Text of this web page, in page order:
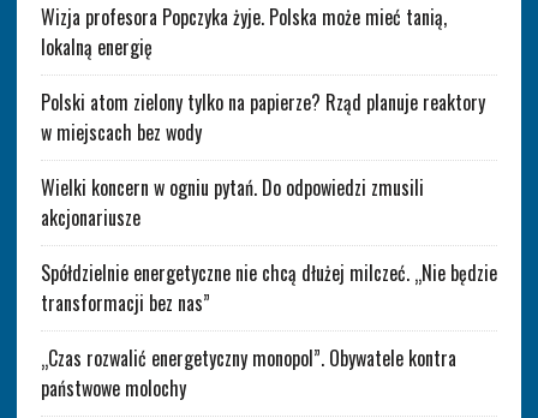
Wizja profesora Popczyka żyje. Polska może mieć tanią,
lokalną energię
Polski atom zielony tylko na papierze? Rząd planuje reaktory
w miejscach bez wody
Wielki koncern w ogniu pytań. Do odpowiedzi zmusili
akcjonariusze
Spółdzielnie energetyczne nie chcą dłużej milczeć. „Nie będzie
transformacji bez nas”
„Czas rozwalić energetyczny monopol”. Obywatele kontra
państwowe molochy